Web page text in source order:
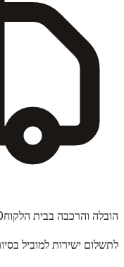
הובלה והרכבה בבית הלקוח
לתשלום ישירות למוביל